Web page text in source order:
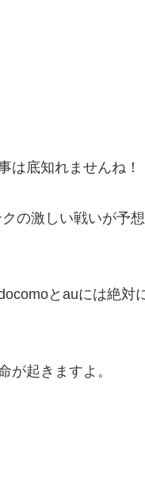
は底知れませんね！
の激しい戦いが予
とauには絶対
が起きますよ。